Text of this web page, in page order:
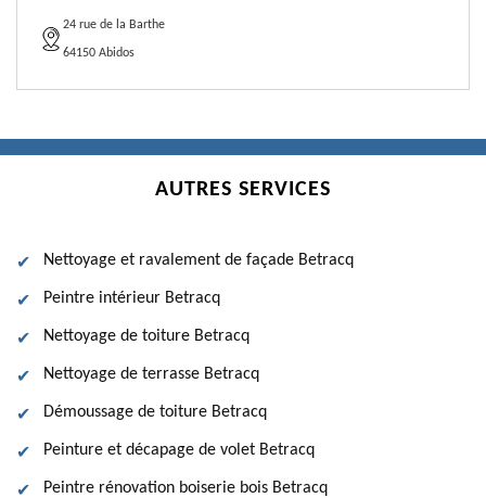
24 rue de la Barthe
64150 Abidos
AUTRES SERVICES
Nettoyage et ravalement de façade Betracq
Peintre intérieur Betracq
Nettoyage de toiture Betracq
Nettoyage de terrasse Betracq
Démoussage de toiture Betracq
Peinture et décapage de volet Betracq
Peintre rénovation boiserie bois Betracq